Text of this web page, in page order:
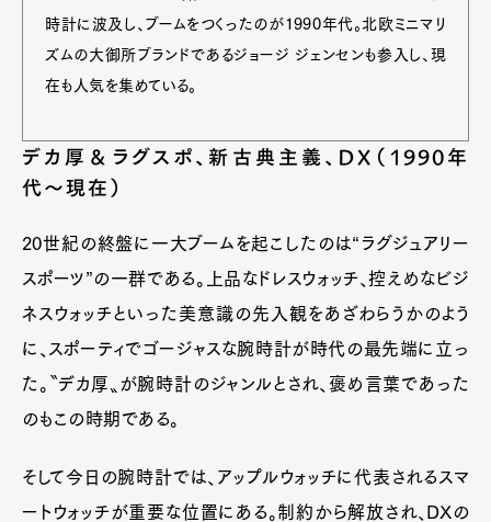
時計に波及し、ブームをつくったのが1990年代。北欧ミニマリ
ズムの大御所ブランドであるジョージ ジェンセンも参入し、現
在も人気を集めている。
デカ厚＆ラグスポ、新古典主義、DX（1990年
代〜現在）
20世紀の終盤に一大ブームを起こしたのは“ラグジュアリー
スポーツ”の一群である。上品なドレスウォッチ、控えめなビジ
ネスウォッチといった美意識の先入観をあざわらうかのよう
に、スポーティでゴージャスな腕時計が時代の最先端に立っ
た。〝デカ厚〟が腕時計のジャンルとされ、褒め言葉であった
のもこの時期である。
そして今日の腕時計では、アップルウォッチに代表されるスマ
ートウォッチが重要な位置にある。制約から解放され、DXの